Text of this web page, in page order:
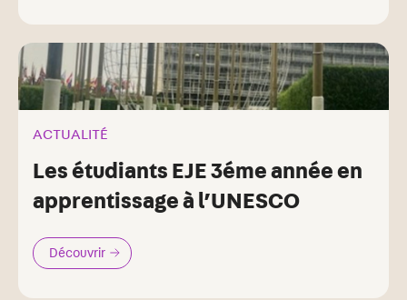
ACTUALITÉ
Les étudiants EJE 3éme année en
apprentissage à l’UNESCO
Découvrir